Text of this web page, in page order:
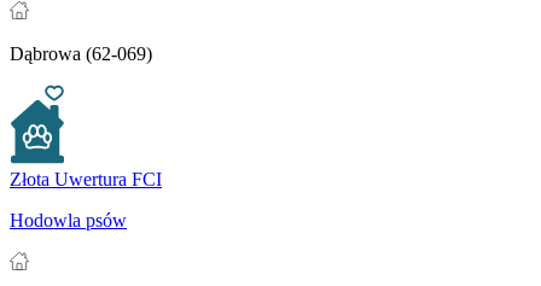
Dąbrowa (62-069)
Złota Uwertura FCI
Hodowla psów